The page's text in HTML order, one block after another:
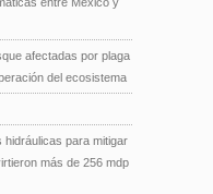
afectadas por plaga
del ecosistema
hidráulicas para mitigar
más de 256 mdp